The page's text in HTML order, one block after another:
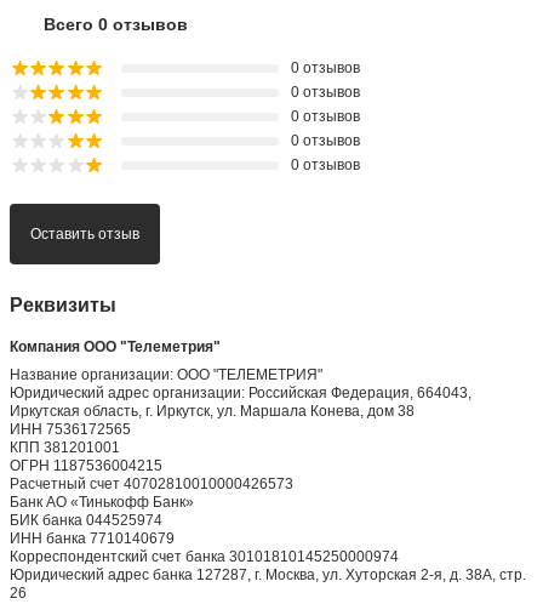
Всего 0 отзывов
0 отзывов
0 отзывов
0 отзывов
0 отзывов
0 отзывов
Оставить отзыв
Реквизиты
Компания ООО "Телеметрия"
Название организации: ООО "ТЕЛЕМЕТРИЯ"
Юридический адрес организации: Российская Федерация, 664043,
Иркутская область, г. Иркутск, ул. Маршала Конева, дом 38
ИНН 7536172565
КПП 381201001
ОГРН 1187536004215
Расчетный счет 40702810010000426573
Банк АО «Тинькофф Банк»
БИК банка 044525974
ИНН банка 7710140679
Корреспондентский счет банка 30101810145250000974
Юридический адрес банка 127287, г. Москва, ул. Хуторская 2-я, д. 38А, стр.
26